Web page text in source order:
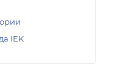
IEK